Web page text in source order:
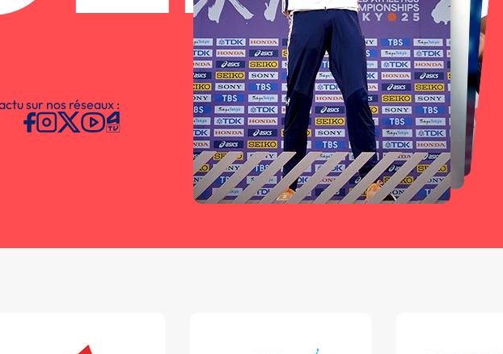
sur nos réseaux :